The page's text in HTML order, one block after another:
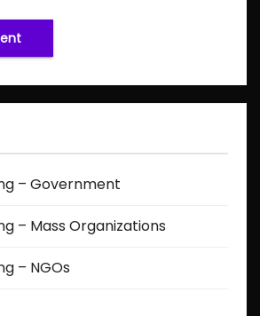
– Government
– Mass Organizations
– NGOs